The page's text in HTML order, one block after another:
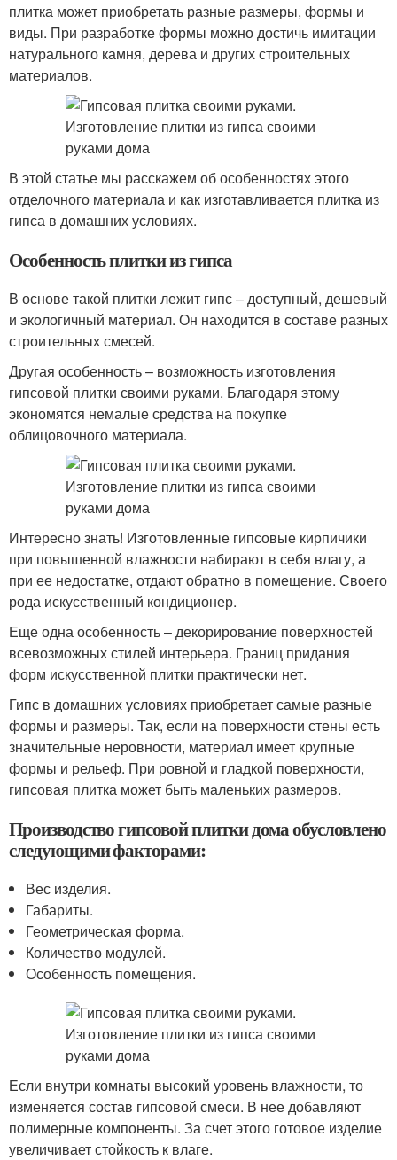
плитка может приобретать разные размеры, формы и
виды. При разработке формы можно достичь имитации
натурального камня, дерева и других строительных
материалов.
В этой статье мы расскажем об особенностях этого
отделочного материала и как изготавливается плитка из
гипса в домашних условиях.
Особенность плитки из гипса
В основе такой плитки лежит гипс – доступный, дешевый
и экологичный материал. Он находится в составе разных
строительных смесей.
Другая особенность – возможность изготовления
гипсовой плитки своими руками. Благодаря этому
экономятся немалые средства на покупке
облицовочного материала.
Интересно знать! Изготовленные гипсовые кирпичики
при повышенной влажности набирают в себя влагу, а
при ее недостатке, отдают обратно в помещение. Своего
рода искусственный кондиционер.
Еще одна особенность – декорирование поверхностей
всевозможных стилей интерьера. Границ придания
форм искусственной плитки практически нет.
Гипс в домашних условиях приобретает самые разные
формы и размеры. Так, если на поверхности стены есть
значительные неровности, материал имеет крупные
формы и рельеф. При ровной и гладкой поверхности,
гипсовая плитка может быть маленьких размеров.
Производство гипсовой плитки дома обусловлено
следующими факторами:
Вес изделия.
Габариты.
Геометрическая форма.
Количество модулей.
Особенность помещения.
Если внутри комнаты высокий уровень влажности, то
изменяется состав гипсовой смеси. В нее добавляют
полимерные компоненты. За счет этого готовое изделие
увеличивает стойкость к влаге.